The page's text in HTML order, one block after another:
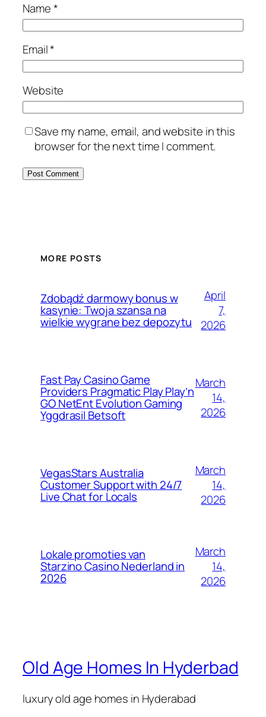
Name*
Email*
Website
Save my name, email, and website in this
browser for the next time I comment.
MORE POSTS
Zdobądź darmowy bonus w
kasynie: Twoja szansa na
wielkie wygrane bez depozytu
April
7,
2026
Fast Pay Casino Game
Providers Pragmatic Play Play’n
GO NetEnt Evolution Gaming
Yggdrasil Betsoft
March
14,
2026
VegasStars Australia
Customer Support with 24/7
Live Chat for Locals
March
14,
2026
Lokale promoties van
Starzino Casino Nederland in
2026
March
14,
2026
Old Age Homes In Hyderbad
luxury old age homes in Hyderabad